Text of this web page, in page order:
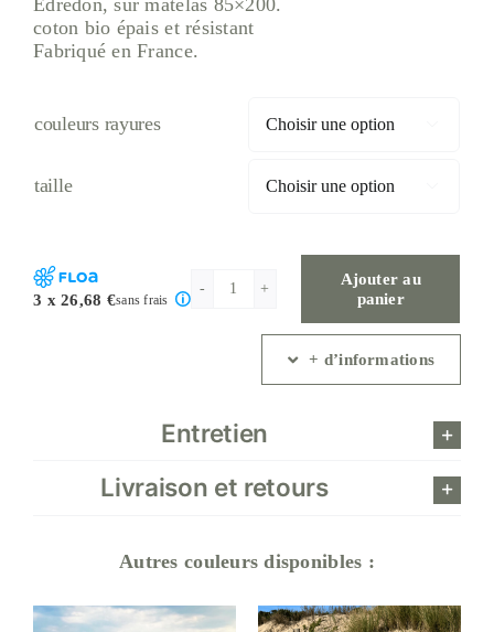
initial
actuel
Édredon, sur matelas 85×200.
coton bio épais et résistant
Fabriqué en France.
couleurs rayures
taille
3 x 26,68 €sans frais
quantité
coton
rayé,
eucalyptus
Ajouter au
panier
+ d’informations
Entretien
Livraison et retours
Autres couleurs disponibles :